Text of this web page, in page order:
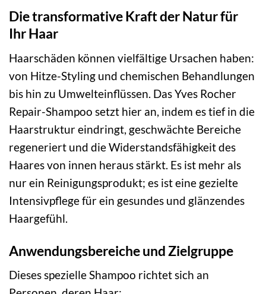
Die transformative Kraft der Natur für
Ihr Haar
Haarschäden können vielfältige Ursachen haben:
von Hitze-Styling und chemischen Behandlungen
bis hin zu Umwelteinflüssen. Das Yves Rocher
Repair-Shampoo setzt hier an, indem es tief in die
Haarstruktur eindringt, geschwächte Bereiche
regeneriert und die Widerstandsfähigkeit des
Haares von innen heraus stärkt. Es ist mehr als
nur ein Reinigungsprodukt; es ist eine gezielte
Intensivpflege für ein gesundes und glänzendes
Haargefühl.
Anwendungsbereiche und Zielgruppe
Dieses spezielle Shampoo richtet sich an